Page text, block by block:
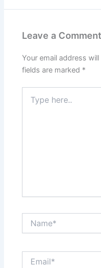
Leave a Comment
Your email address
fields are marked *
here..